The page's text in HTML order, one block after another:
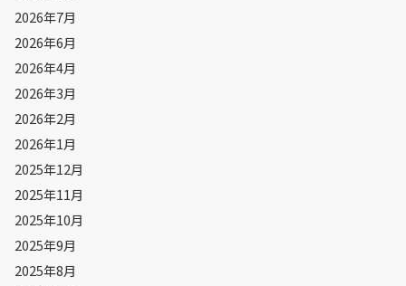
2026年7月
2026年6月
2026年4月
2026年3月
2026年2月
2026年1月
2025年12月
2025年11月
2025年10月
2025年9月
2025年8月